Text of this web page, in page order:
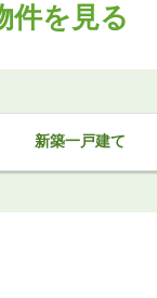
件を見る
新築一戸建て